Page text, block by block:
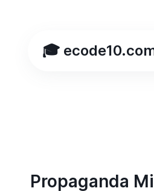
🎓
Propaganda